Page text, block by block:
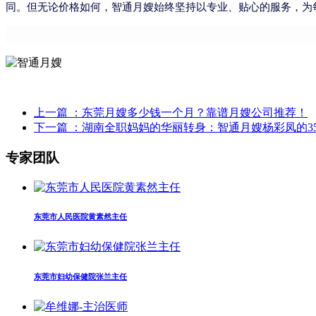
同。但无论价格如何，智通月嫂始终坚持以专业、贴心的服务，
上一篇
：东莞月嫂多少钱一个月？靠谱月嫂公司推荐！
下一篇
：湖南全职妈妈的华丽转身：智通月嫂杨彩凤的
专家团队
东莞市人民医院黄素然主任
东莞市妇幼保健院张兰主任